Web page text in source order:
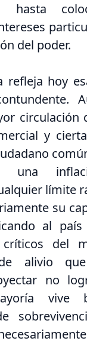
hasta
del poder.
refleja hoy
circulación
y
una
límite
su
al
del
alivio
no
vive